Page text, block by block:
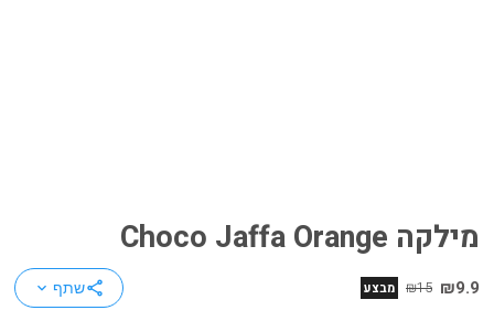
מילקה Choco Jaffa Orange
₪9.9
₪15 מבצע shareשתף keyboard_arrow_down